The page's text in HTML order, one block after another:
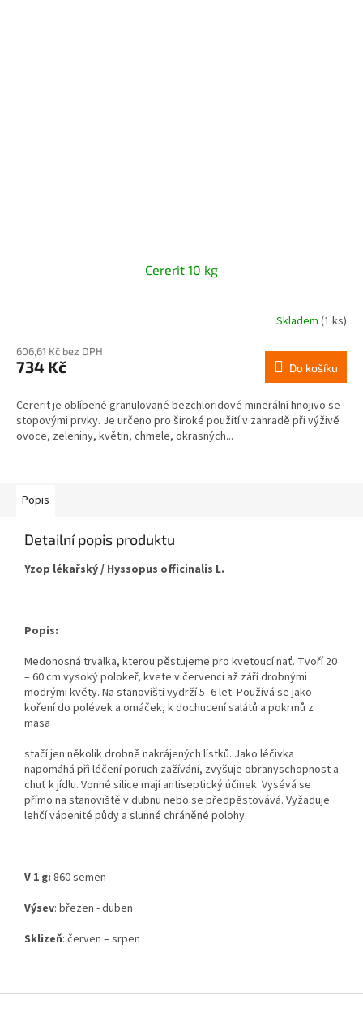
Cererit 10 kg
Skladem (1 ks)
606,61 Kč bez DPH
734 Kč Do košíku
Cererit je oblíbené granulované bezchloridové minerální hnojivo se
stopovými prvky. Je určeno pro široké použití v zahradě při výživě
ovoce, zeleniny, květin, chmele, okrasných...
Popis
Detailní popis produktu
Yzop lékařský / Hyssopus officinalis L.
Popis:
Medonosná trvalka, kterou pěstujeme pro kvetoucí nať. Tvoří 20
– 60 cm vysoký polokeř, kvete v červenci až září drobnými
modrými květy. Na stanovišti vydrží 5–6 let. Používá se jako
koření do polévek a omáček, k dochucení salátů a pokrmů z
masa
stačí jen několik drobně nakrájených lístků. Jako léčivka
napomáhá při léčení poruch zažívání, zvyšuje obranyschopnost a
chuť k jídlu. Vonné silice mají antiseptický účinek. Vysévá se
přímo na stanoviště v dubnu nebo se předpěstovává. Vyžaduje
lehčí vápenité půdy a slunné chráněné polohy.
V 1 g: 860 semen
Výsev: březen - duben
Sklizeň: červen – srpen